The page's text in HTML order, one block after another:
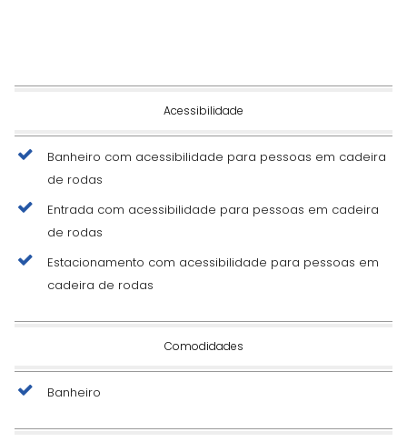
Acessibilidade
Banheiro com acessibilidade para pessoas em cadeira
de rodas
Entrada com acessibilidade para pessoas em cadeira
de rodas
Estacionamento com acessibilidade para pessoas em
cadeira de rodas
Comodidades
Banheiro